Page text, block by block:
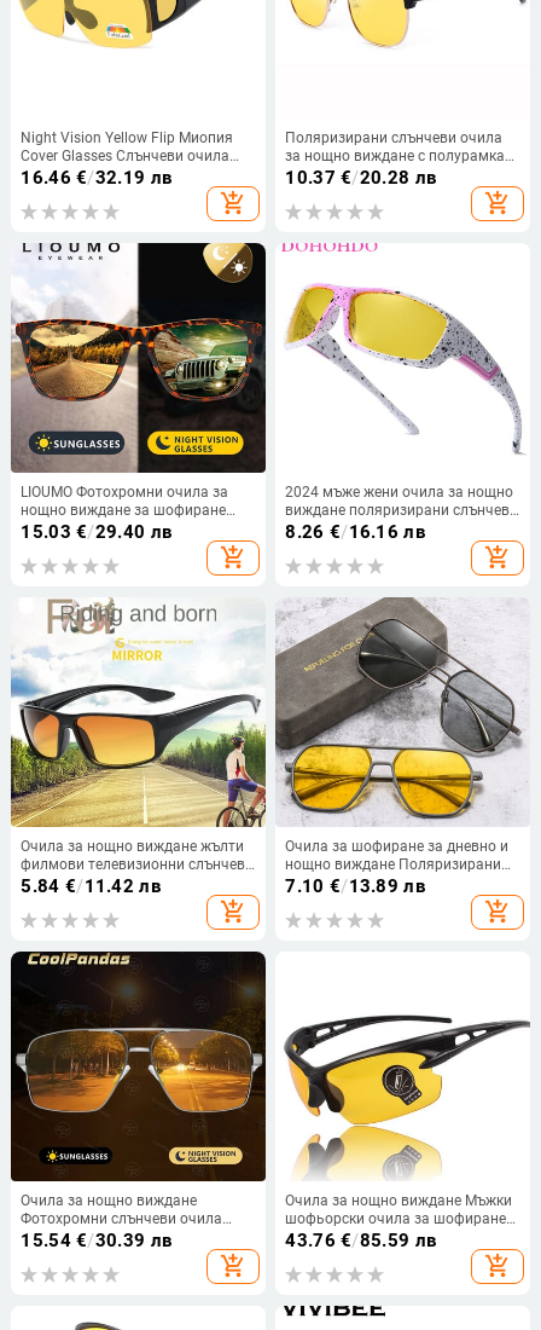
Night Vision Yellow Flip Миопия
Cover Glasses Слънчеви очила
Шофьорски очила Фотохромни
поляризирани слънчеви очила
16.46 €/32.19 лв
add_shopping_cart
Поляризирани слънчеви очила
за нощно виждане с полурамка
за шофиране, мъжки и дамски
половин рамка TAC с лещи N110
10.37 €/20.28 лв
add_shopping_cart
LIOUMO Фотохромни очила за
нощно виждане за шофиране
Квадратни слънчеви очила
поляризирани мъжки жълти
лещи Anti-Glare Goggle lentes
15.03 €/29.40 лв
add_shopping_cart
2024 мъже жени очила за нощно
виждане поляризирани слънчеви
очила жълти лещи против
шофиране слънчеви очила
8.26 €/16.16 лв
add_shopping_cart
Очила за нощно виждане жълти
филмови телевизионни слънчеви
очила слънчеви очила слънчеви
очила спортни велосипедни
очила на открито
5.84 €/11.42 лв
add_shopping_cart
Очила за шофиране за дневно и
нощно виждане Поляризирани
слънчеви очила за
обезцветяване Мъже Жени
UV400 Защита Очила за открито
7.10 €/13.89 лв
add_shopping_cart
Очила за нощно виждане
Фотохромни слънчеви очила
Поляризирани жълти лещи
UV400 Очила за шофиране за
шофьори на автомобили Спорт
15.54€/30.39 лв
add_shopping_cart
Очила за нощно виждане Мъжки
шофьорски очила за шофиране
Спортни слънчеви очила за жени
Очила за колоездене Ретро
жълти слънчеви очила
43.76 €/85.59 лв
add_shopping_cart